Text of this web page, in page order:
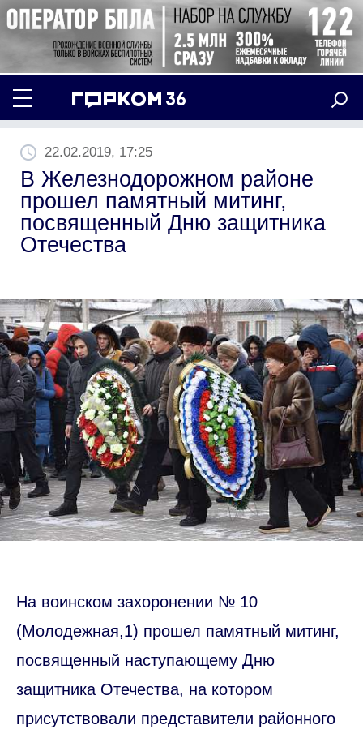
22.02.2019, 17:25
В Железнодорожном районе
прошел памятный митинг,
посвященный Дню защитника
Отечества
На воинском захоронении № 10
(Молодежная,1) прошел памятный митинг,
посвященный наступающему Дню
защитника Отечества, на котором
присутствовали представители районного